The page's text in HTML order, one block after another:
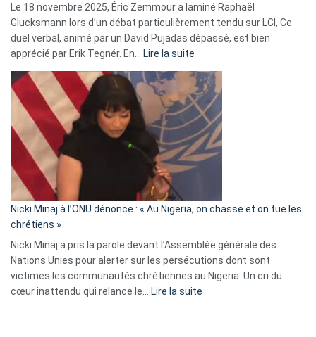
fake
news
»
Le 18 novembre 2025, Éric Zemmour a laminé Raphaël
Glucksmann lors d’un débat particulièrement tendu sur LCI, Ce
duel verbal, animé par un David Pujadas dépassé, est bien
apprécié par Erik Tegnér. En… Lire la suite
Tegnér
exulte
« Zemmour
a
tout
parle
ses
tripes »
Nicki Minaj à l’ONU dénonce : « Au Nigeria, on chasse et on tue les
chrétiens »
Nicki Minaj a pris la parole devant l’Assemblée générale des
Nations Unies pour alerter sur les persécutions dont sont
victimes les communautés chrétiennes au Nigeria. Un cri du
cœur inattendu qui relance le… Lire la suite